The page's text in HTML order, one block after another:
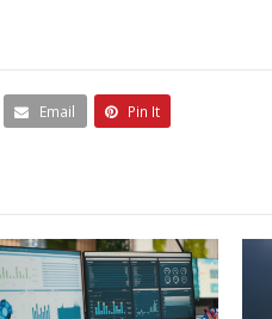
Email Pin It